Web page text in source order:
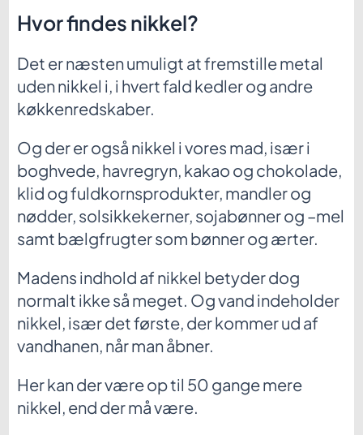
Hvor findes nikkel?
Det er næsten umuligt at fremstille metal
uden nikkel i, i hvert fald kedler og andre
køkkenredskaber.
Og der er også nikkel i vores mad, især i
boghvede, havregryn, kakao og chokolade,
klid og fuldkornsprodukter, mandler og
nødder, solsikkekerner, sojabønner og –mel
samt bælgfrugter som bønner og ærter.
Madens indhold af nikkel betyder dog
normalt ikke så meget. Og vand indeholder
nikkel, især det første, der kommer ud af
vandhanen, når man åbner.
Her kan der være op til 50 gange mere
nikkel, end der må være.